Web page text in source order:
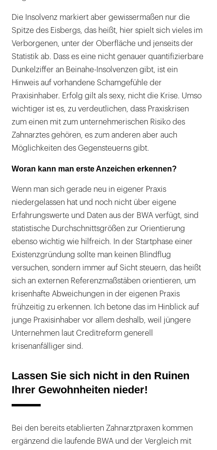
Die Insolvenz markiert aber gewissermaßen nur die
Spitze des Eisbergs, das heißt, hier spielt sich vieles im
Verborgenen, unter der Oberfläche und jenseits der
Statistik ab. Dass es eine nicht genauer quantifizierbare
Dunkelziffer an Beinahe-Insolvenzen gibt, ist ein
Hinweis auf vorhandene Schamgefühle der
Praxisinhaber. Erfolg gilt als sexy, nicht die Krise. Umso
wichtiger ist es, zu verdeutlichen, dass Praxiskrisen
zum einen mit zum unternehmerischen Risiko des
Zahnarztes gehören, es zum anderen aber auch
Möglichkeiten des Gegensteuerns gibt.
Woran kann man erste Anzeichen erkennen?
Wenn man sich gerade neu in eigener Praxis
niedergelassen hat und noch nicht über eigene
Erfahrungswerte und Daten aus der BWA verfügt, sind
statistische Durchschnittsgrößen zur Orientierung
ebenso wichtig wie hilfreich. In der Startphase einer
Existenzgründung sollte man keinen Blindflug
versuchen, sondern immer auf Sicht steuern, das heißt
sich an externen Referenzmaßstäben orientieren, um
krisenhafte Abweichungen in der eigenen Praxis
frühzeitig zu erkennen. Ich betone das im Hinblick auf
junge Praxisinhaber vor allem deshalb, weil jüngere
Unternehmen laut Creditreform generell
krisenanfälliger sind.
Lassen Sie sich nicht in den Ruinen
Ihrer Gewohnheiten nieder!
Bei den bereits etablierten Zahnarztpraxen kommen
ergänzend die laufende BWA und der Vergleich mit